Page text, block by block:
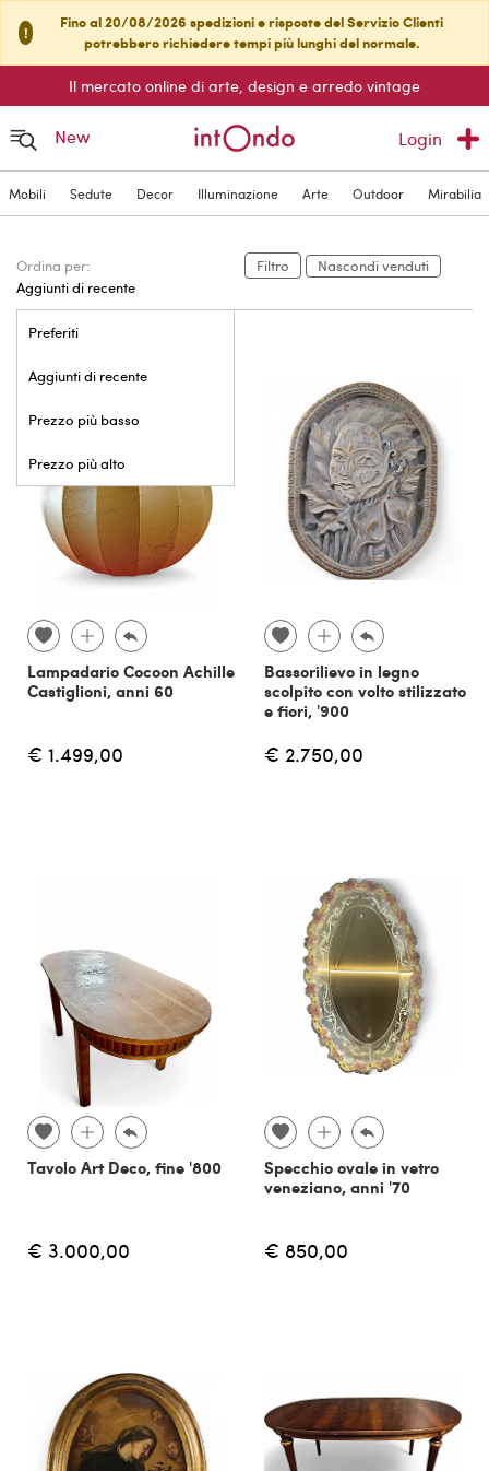
!
Fino al 20/08/2026 spedizioni e risposte del Servizio Clienti
potrebbero richiedere tempi più lunghi del normale.
Il mercato online di arte, design e arredo vintage
New Login
Mobili Sedute Decor Illuminazione Arte Outdoor Mirabilia
Ordina per:
Aggiunti di recente
Preferiti
Aggiunti di recente
Prezzo più basso
Prezzo più alto
Filtro Nascondi venduti
Lampadario Cocoon Achille
Castiglioni, anni 60
€ 1.499,00
Bassorilievo in legno
scolpito con volto stilizzato
e fiori, '900
€ 2.750,00
Tavolo Art Deco, fine '800
€ 3.000,00
Specchio ovale in vetro
veneziano, anni '70
€ 850,00